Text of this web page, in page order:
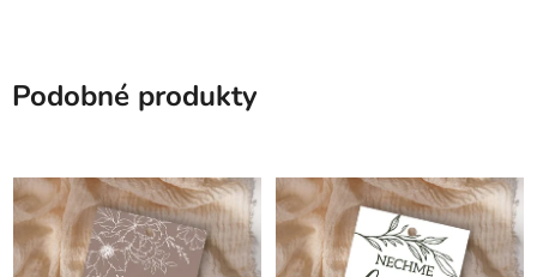
Podobné produkty